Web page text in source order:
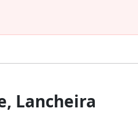
Lancheira